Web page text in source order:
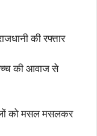
की रफ्तार
की आवाज से
को मसल मसलकर